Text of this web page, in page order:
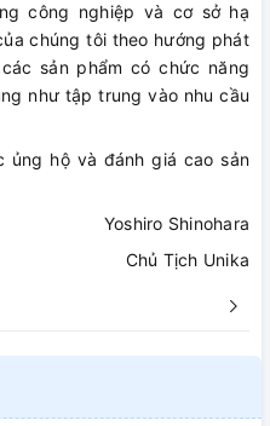
công nghiệp và cơ sở hạ
chúng tôi theo hướng phát
sản phẩm có chức năng
như tập trung vào nhu cầu
ủng hộ và đánh giá cao sản
Yoshiro Shinohara
Chủ Tịch Unika